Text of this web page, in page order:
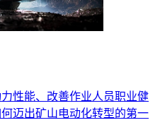
性能、改善作业人员职业健
迈出矿山电动化转型的第一